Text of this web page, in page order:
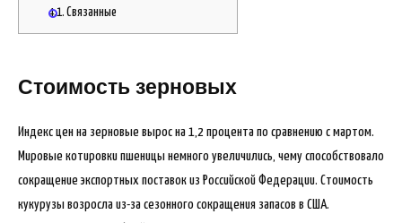
4.1. Связанные
Стоимость зерновых
Индекс цен на зерновые вырос на 1,2 процента по сравнению с мартом.
Мировые котировки пшеницы немного увеличились, чему способствовало
сокращение экспортных поставок из Российской Федерации. Стоимость
кукурузы возросла из-за сезонного сокращения запасов в США.